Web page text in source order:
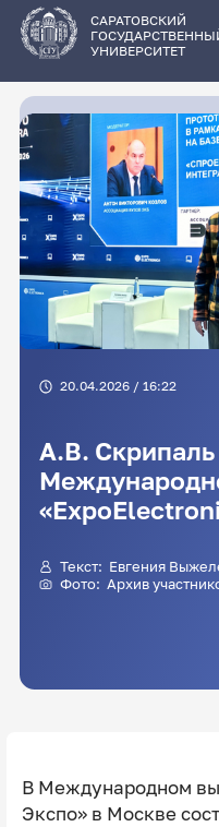
основному
содержанию
САРАТОВСКИЙ
УНИВЕРСИТЕТ
20.04.2026 / 16:22
А.В. Скрипаль
Текст: Евгения
Фото: Архив
В Международном
Экспо» в Москве